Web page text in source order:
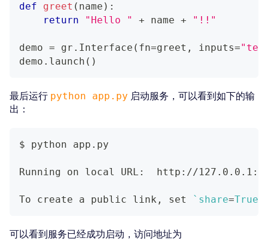
def greet ( name ) :
return
"Hello " + name + "!!"
demo = gr . Interface ( fn=greet , inputs=
demo . launch ( )
最后运行 python app.py 启动服务，可以看到如下的输
出：
$ python app.py
Running on local URL:  http://
To create a public link, set ` share=True
可以看到服务已经成功启动，访问地址为